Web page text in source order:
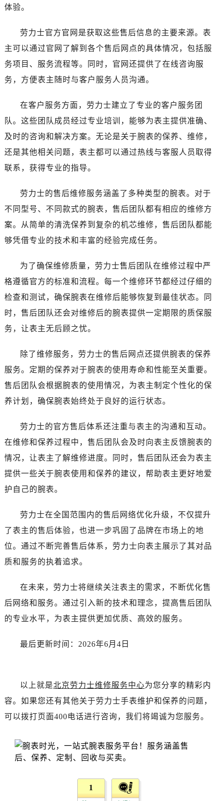
甘肃省天水市秦州区民主路劳力士售后服务中心（需提前预约）
甘肃省武威市凉州区迎宾路劳力士售后服务中心（需提前预约）
甘肃省张掖市甘州区民乐北路劳力士售后服务中心（需提前预约）
宁夏回族自治区吴忠市利通区开元大道劳力士售后服务中心（需提前预约）
宁夏回族自治区银川市兴庆区新华东路97号新百中心C馆一层C1-18号商铺劳力士售后服务中心（需提前预约）
宁夏回族自治区中卫市沙坡头区鼓楼东街劳力士售后服务中心（需提前预约）
青海省黄南藏族自治州同仁市德合隆路劳力士售后服务中心（需提前预约）
青海省西宁市城西区海湖新区西关大道劳力士售后服务中心（需提前预约）
陕西省宝鸡市渭滨区经二路劳力士售后服务中心（需提前预约）
陕西省汉中市汉台区北大街劳力士售后服务中心（需提前预约）
陕西省商洛市商州区州城街劳力士售后服务中心（需提前预约）
陕西省铜川市王益区红旗街劳力士售后服务中心（需提前预约）
陕西省延安市宝塔区中心街劳力士售后服务中心（需提前预约）
陕西省榆林市榆阳区长兴路劳力士售后服务中心（需提前预约）
新疆维吾尔自治区白杨市军垦路劳力士售后服务中心（需提前预约）
新疆维吾尔自治区北屯市团结路劳力士售后服务中心（需提前预约）
新疆维吾尔自治区博乐市博乐市北京路劳力士售后服务中心（需提前预约）
新疆维吾尔自治区哈密市伊州区建国北路劳力士售后服务中心（需提前预约）
新疆维吾尔自治区和田市和田市北京西路劳力士售后服务中心（需提前预约）
新疆维吾尔自治区胡杨河市胡杨河市胡杨路劳力士售后服务中心（需提前预约）
新疆维吾尔自治区可克达拉市幸福路劳力士售后服务中心（需提前预约）
新疆维吾尔自治区克拉玛依市克拉玛依区友谊路劳力士售后服务中心（需提前预约）
新疆维吾尔自治区石河子市北二路劳力士售后服务中心（需提前预约）
新疆维吾尔自治区铁门关市兴疆路劳力士售后服务中心（需提前预约）
体验。
劳力士官方官网是获取这些售后信息的主要来源。表
主可以通过官网了解到各个售后网点的具体情况，包括服
务项目、服务流程等。同时，官网还提供了在线咨询服
务，方便表主随时与客户服务人员沟通。
在客户服务方面，劳力士建立了专业的客户服务团
队。这些团队成员经过专业培训，能够为表主提供准确、
及时的咨询和解决方案。无论是关于腕表的保养、维修，
还是其他相关问题，表主都可以通过热线与客服人员取得
联系，获得专业的指导。
劳力士的售后维修服务涵盖了多种类型的腕表。对于
不同型号、不同款式的腕表，售后团队都有相应的维修方
案。从简单的清洗保养到复杂的机芯维修，售后团队都能
够凭借专业的技术和丰富的经验完成任务。
为了确保维修质量，劳力士售后团队在维修过程中严
格遵循官方的标准和流程。每一个维修环节都经过仔细的
检查和测试，确保腕表在维修后能够恢复到最佳状态。同
时，售后团队还会对维修后的腕表提供一定期限的质保服
务，让表主无后顾之忧。
除了维修服务，劳力士的售后网点还提供腕表的保养
服务。定期的保养对于腕表的使用寿命和性能至关重要。
售后团队会根据腕表的使用情况，为表主制定个性化的保
养计划，确保腕表始终处于良好的运行状态。
劳力士的官方售后体系还注重与表主的沟通和互动。
在维修和保养过程中，售后团队会及时向表主反馈腕表的
情况，让表主了解维修进度。同时，售后团队还会为表主
提供一些关于腕表使用和保养的建议，帮助表主更好地爱
护自己的腕表。
劳力士在全国范围内的售后网络优化升级，不仅提升
了表主的售后体验，也进一步巩固了品牌在市场上的地
位。通过不断完善售后体系，劳力士向表主展示了其对品
质和服务的执着追求。
在未来，劳力士将继续关注表主的需求，不断优化售
后网络和服务。通过引入新的技术和理念，提高售后团队
的专业水平，为表主提供更加优质、高效的服务。
最后更新时间：2026年6月4日
以上就是北京劳力士维修服务中心为您分享的精彩内
容。如果您还有其他关于劳力士手表维护和保养的问题，
可以拨打页面400电话进行咨询，我们将竭诚为您服务。
1